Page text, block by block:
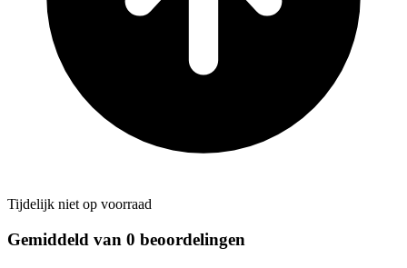
Tijdelijk niet op voorraad
Gemiddeld van 0 beoordelingen